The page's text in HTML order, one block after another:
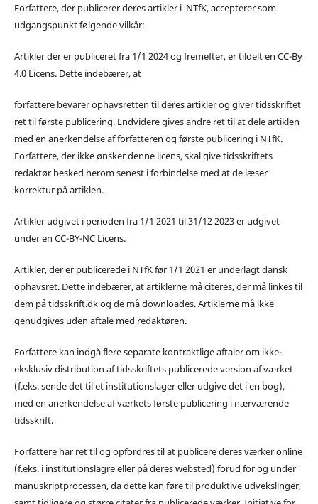
Forfattere, der publicerer deres artikler i NTfK, accepterer som
udgangspunkt følgende vilkår:
Artikler der er publiceret fra 1/1 2024 og fremefter, er tildelt en CC-By
4.0 Licens. Dette indebærer, at
forfattere bevarer ophavsretten til deres artikler og giver tidsskriftet
ret til første publicering. Endvidere gives andre ret til at dele artiklen
med en anerkendelse af forfatteren og første publicering i NTfK.
Forfattere, der ikke ønsker denne licens, skal give tidsskriftets
redaktør besked herom senest i forbindelse med at de læser
korrektur på artiklen.
Artikler udgivet i perioden fra 1/1 2021 til 31/12 2023 er udgivet
under en CC-BY-NC Licens.
Artikler, der er publicerede i NTfK før 1/1 2021 er underlagt dansk
ophavsret. Dette indebærer, at artiklerne må citeres, der må linkes til
dem på tidsskrift.dk og de må downloades. Artiklerne må ikke
genudgives uden aftale med redaktøren.
Forfattere kan indgå flere separate kontraktlige aftaler om ikke-
eksklusiv distribution af tidsskriftets publicerede version af værket
(f.eks. sende det til et institutionslager eller udgive det i en bog),
med en anerkendelse af værkets første publicering i nærværende
tidsskrift.
Forfattere har ret til og opfordres til at publicere deres værker online
(f.eks. i institutionslagre eller på deres websted) forud for og under
manuskriptprocessen, da dette kan føre til produktive udvekslinger,